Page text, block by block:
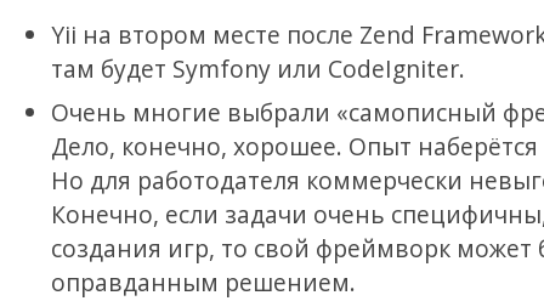
Yii на втором месте после Zend
там будет Symfony или CodeIgniter.
Очень многие выбрали «самописный
Дело, конечно, хорошее. Опыт наберётся
Но для работодателя коммерчески
Конечно, если задачи очень
создания игр, то свой фреймворк может
оправданным решением.